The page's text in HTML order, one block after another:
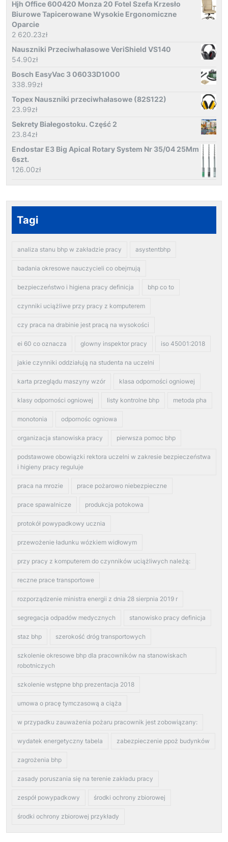
Hjh Office 600420 Monza 20 Fotel Szefa Krzesło
Biurowe Tapicerowane Wysokie Ergonomiczne
Oparcie
2 620.23zł
Nauszniki Przeciwhałasowe VeriShield VS140
54.90zł
Bosch EasyVac 3 06033D1000
338.99zł
Topex Nauszniki przeciwhałasowe (82S122)
23.99zł
Sekrety Białegostoku. Część 2
23.84zł
Endostar E3 Big Apical Rotary System Nr 35/04 25Mm
6szt.
126.00zł
Tagi
analiza stanu bhp w zakładzie pracy asystentbhp
badania okresowe nauczycieli co obejmują
bezpieczeństwo i higiena pracy definicja bhp co to
czynniki uciążliwe przy pracy z komputerem
czy praca na drabinie jest pracą na wysokości
ei 60 co oznacza glowny inspektor pracy iso 45001:2018
jakie czynniki oddziałują na studenta na uczelni
karta przeglądu maszyny wzór klasa odporności ogniowej
klasy odporności ogniowej listy kontrolne bhp metoda pha
monotonia odpornośc ogniowa
organizacja stanowiska pracy pierwsza pomoc bhp
podstawowe obowiązki rektora uczelni w zakresie bezpieczeństwa
i higieny pracy reguluje
praca na mrozie prace pożarowo niebezpieczne
prace spawalnicze produkcja potokowa
protokół powypadkowy ucznia
przewożenie ładunku wózkiem widłowym
przy pracy z komputerem do czynników uciążliwych należą:
reczne prace transportowe
rozporządzenie ministra energii z dnia 28 sierpnia 2019 r
segregacja odpadów medycznych stanowisko pracy definicja
staz bhp szerokość dróg transportowych
szkolenie okresowe bhp dla pracowników na stanowiskach
robotniczych
szkolenie wstępne bhp prezentacja 2018
umowa o pracę tymczasową a ciąża
w przypadku zauważenia pożaru pracownik jest zobowiązany:
wydatek energetyczny tabela zabezpieczenie ppoż budynków
zagrożenia bhp
zasady poruszania się na terenie zakładu pracy
zespół powypadkowy środki ochrony zbiorowej
środki ochrony zbiorowej przykłady